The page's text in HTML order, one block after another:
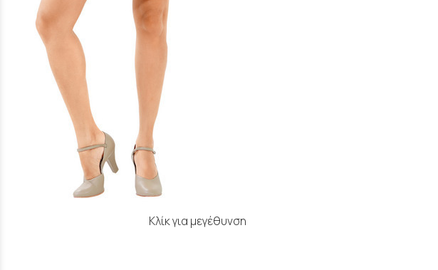
Κλίκ για μεγέθυνση